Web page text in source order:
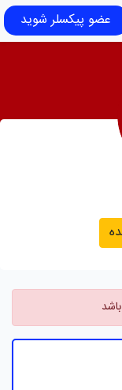
عضو پیکسلر شوید